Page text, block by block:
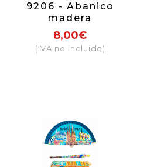
9206 - Abanico
madera
sublimación
Málaga
8,00€
(IVA no incluido)